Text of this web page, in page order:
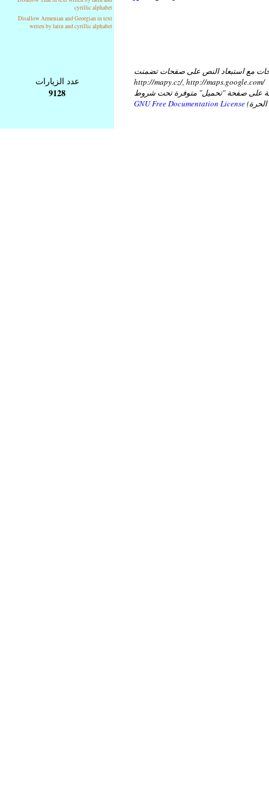
cyrillic alphabet
Disallow Armenian and Georgian in text
writen by latin and cyrillic alphabet
عدد الزيارات
9128
مع استبعاد النص على صفحات تضمنت
http://mapy.cz/, http://maps.google.com/
على صفحة "تحميل" متوفرة تحت شروط
GNU Free Documentation License